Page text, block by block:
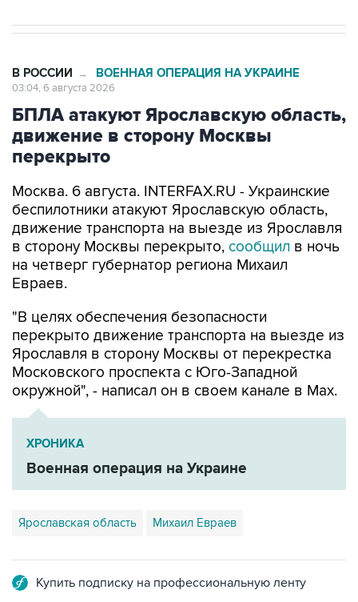
В РОССИИ → ВОЕННАЯ ОПЕРАЦИЯ НА УКРАИНЕ
03:04, 6 августа 2026
БПЛА атакуют Ярославскую область,
движение в сторону Москвы
перекрыто
Москва. 6 августа. INTERFAX.RU - Украинские
беспилотники атакуют Ярославскую область,
движение транспорта на выезде из Ярославля
в сторону Москвы перекрыто, сообщил в ночь
на четверг губернатор региона Михаил
Евраев.
"В целях обеспечения безопасности
перекрыто движение транспорта на выезде из
Ярославля в сторону Москвы от перекрестка
Московского проспекта с Юго-Западной
окружной", - написал он в своем канале в Мах.
ХРОНИКА
Военная операция на Украине
Ярославская область Михаил Евраев
Купить подписку на профессиональную ленту